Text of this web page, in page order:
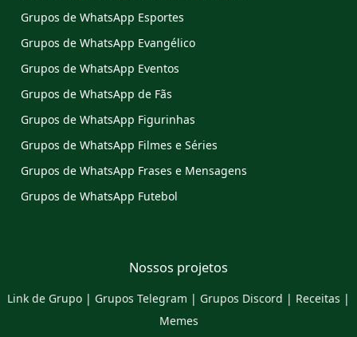
Grupos de WhatsApp Esportes
Grupos de WhatsApp Evangélico
Grupos de WhatsApp Eventos
Grupos de WhatsApp de Fãs
Grupos de WhatsApp Figurinhas
Grupos de WhatsApp Filmes e Séries
Grupos de WhatsApp Frases e Mensagens
Grupos de WhatsApp Futebol
Nossos projetos
Link de Grupo | Grupos Telegram | Grupos Discord | Receitas |
Memes